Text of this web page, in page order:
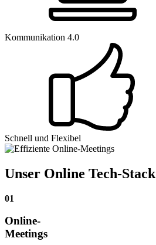
Kommunikation 4.0
Schnell und Flexibel
Unser Online Tech-Stack
01
Online-
Meetings